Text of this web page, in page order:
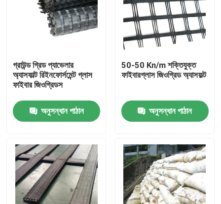
পণ্য
ভিডিও
গ্রাউন্ড গ্রিড প্যাভেলার
অ্যাসফাল্ট রিইনফোর্সমেন্ট গ্লাস
ফাইবার জিওগ্রিডস
অনুসন্ধান পাঠান
50-50 Kn/m শক্তিযুক্ত
ফাইবারগ্লাস জিওগ্রিড অ্যাসফল্ট
অনুসন্ধান পাঠান